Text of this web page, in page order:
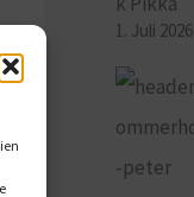
1. Juli 2026